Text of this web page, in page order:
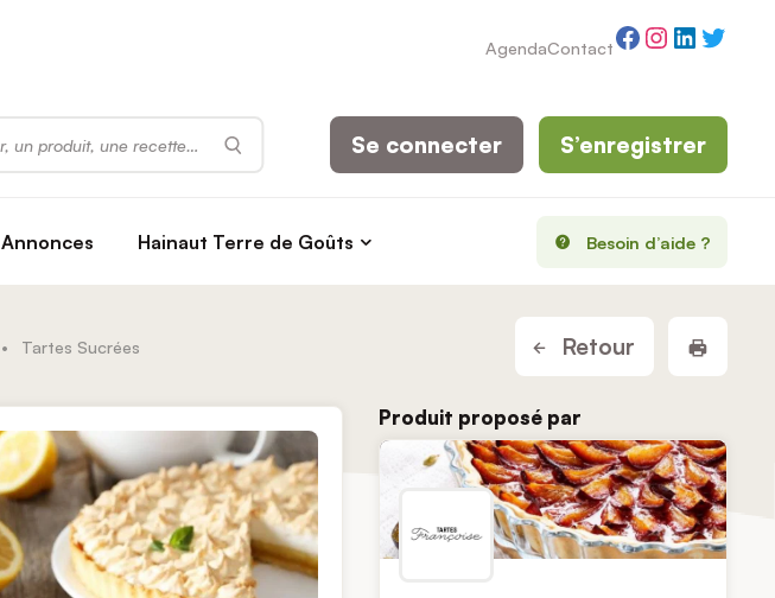
AgendaContactFacebook
Instagram
Annonces Hainaut Terre de Goûts Besoin d’aide ?
Se connecter S’enregistrer
• Tartes Sucrées Retour
Produit proposé par